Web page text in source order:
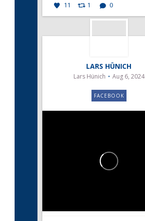
11 1 0
LARS HÜNICH
Lars Hünich Aug 6, 2024
FACEBOOK